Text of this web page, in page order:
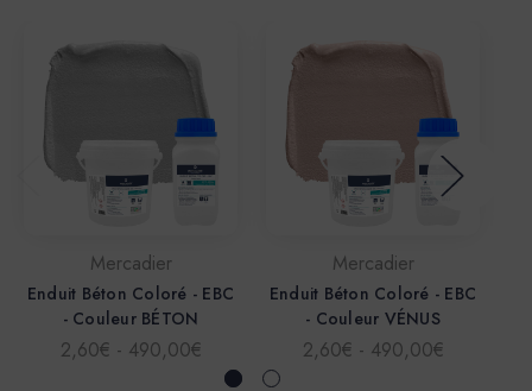
Mercadier
Enduit Béton Coloré - EBC
- Couleur BÉTON
2,60€ - 490,00€
Mercadier
Enduit Béton Coloré - EBC
- Couleur VÉNUS
2,60€ - 490,00€